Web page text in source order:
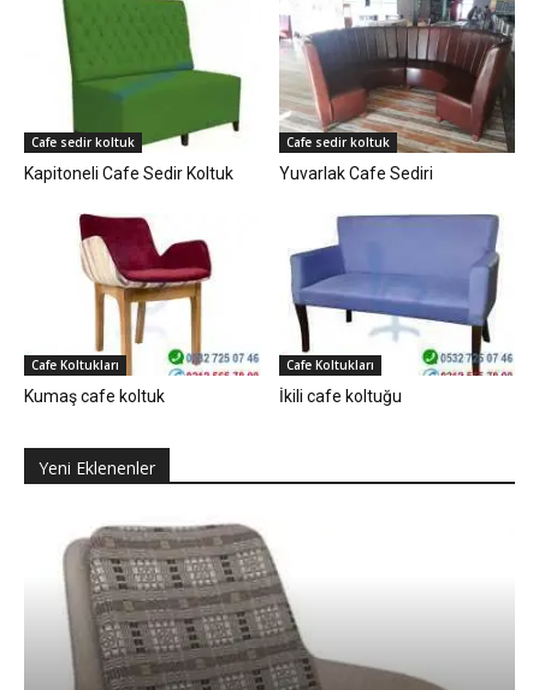
Cafe sedir koltuk
Kapitoneli Cafe Sedir Koltuk
Cafe sedir koltuk
Yuvarlak Cafe Sediri
Cafe Koltukları
Kumaş cafe koltuk
Cafe Koltukları
İkili cafe koltuğu
Yeni Eklenenler